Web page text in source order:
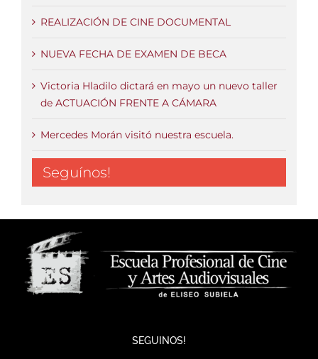
REALIZACIÓN DE CINE DOCUMENTAL
NUEVA FECHA DE EXAMEN DE BECA
Victoria Hladilo dictará en mayo un nuevo taller
de ACTUACIÓN FRENTE A CÁMARA
Mercedes Morán visitó nuestra escuela.
Seguínos!
SEGUINOS!